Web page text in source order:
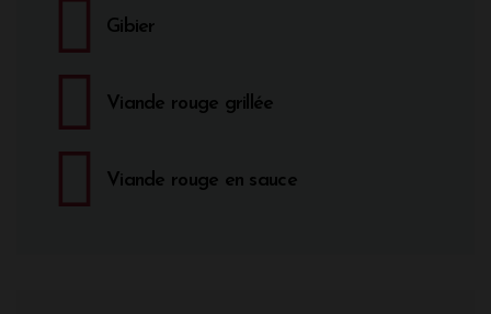
Gibier
Viande rouge grillée
Viande rouge en sauce